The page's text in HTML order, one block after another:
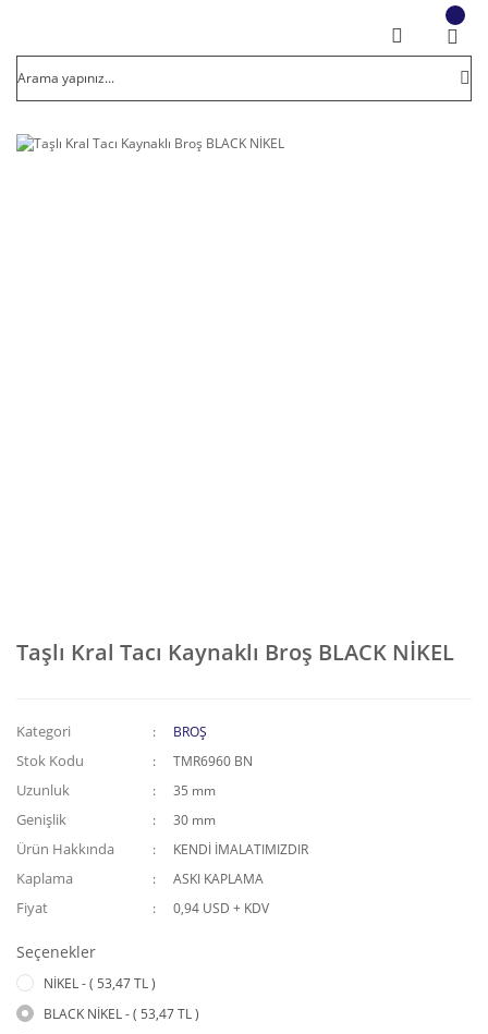
Taşlı Kral Tacı Kaynaklı Broş BLACK NİKEL
Kategori BROŞ
Stok Kodu TMR6960 BN
Uzunluk 35 mm
Genişlik 30 mm
Ürün Hakkında KENDİ İMALATIMIZDIR
Kaplama ASKI KAPLAMA
Fiyat 0,94 USD + KDV
Seçenekler
NİKEL - ( 53,47 TL )
BLACK NİKEL - ( 53,47 TL )